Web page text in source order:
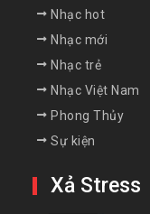
Nhạc hot
Nhạc mới
Nhạc trẻ
Nhạc Việt Nam
Phong Thủy
Sự kiện
Xả Stress